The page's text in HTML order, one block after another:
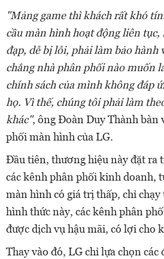
"Mảng game thì khách rất khó
cầu màn hình hoạt động liên
đạp, dễ bị lỗi, phải làm bảo hành
chẳng nhà phân phối nào muốn
chính sách của mình không đáp
họ. Vì thế, chúng tôi phải làm
khác", ông Đoàn Duy Thành bàn
phối màn hình của LG.
Đầu tiên, thương hiệu này đặt ra
các kênh phân phối kinh doanh,
màn hình có giá trị thấp, chỉ
hình thức này, các kênh phân
được dịch vụ hậu mãi, có lợi cho
Thay vào đó, LG chỉ lựa chọn các